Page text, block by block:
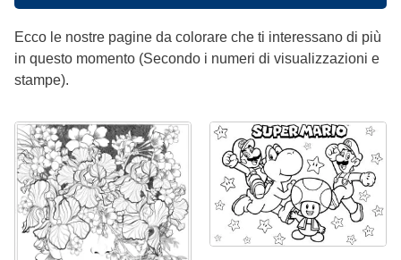
Ecco le nostre pagine da colorare che ti interessano di più
in questo momento (Secondo i numeri di visualizzazioni e
stampe).